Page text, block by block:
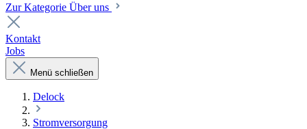
Zur Kategorie Über uns
Kontakt
Jobs
Menü schließen
Delock
Stromversorgung